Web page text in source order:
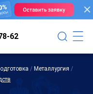
62
/ Металлургия /